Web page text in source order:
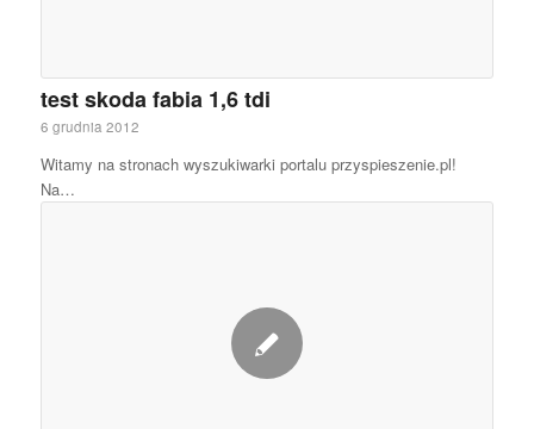
test skoda fabia 1,6 tdi
6 grudnia 2012
Witamy na stronach wyszukiwarki portalu przyspieszenie.pl!
Na…